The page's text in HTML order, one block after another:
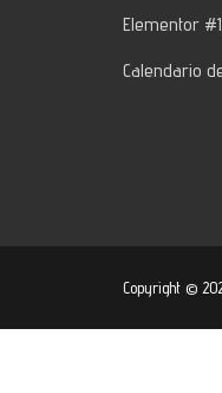
Elementor
Calendario
Copyright ©